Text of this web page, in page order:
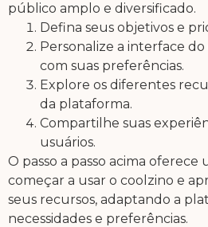
público amplo e diversificado.
Defina seus objetivos e
Personalize a interface
com suas preferências.
Explore os diferentes
da plataforma.
Compartilhe suas
usuários.
O passo a passo acima oferece
começar a usar o coolzino e
seus recursos, adaptando a
necessidades e preferências.